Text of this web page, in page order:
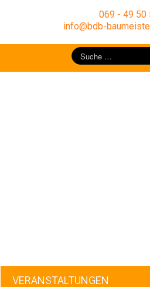
069 - 49 50
info@bdb-
VERANSTALTUNGEN